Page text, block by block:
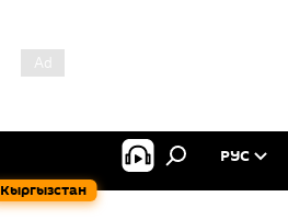
Кыргызстан
РУС